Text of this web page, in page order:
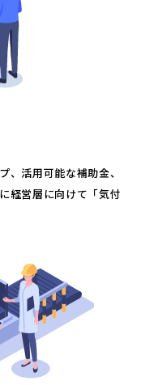
、活用可能な補助金、
経営層に向けて「気付